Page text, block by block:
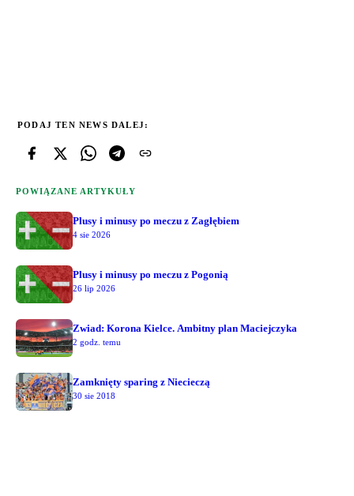
PODAJ TEN NEWS DALEJ:
POWIĄZANE ARTYKUŁY
Plusy i minusy po meczu z Zagłębiem
4 sie 2026
Plusy i minusy po meczu z Pogonią
26 lip 2026
Zwiad: Korona Kielce. Ambitny plan Maciejczyka
2 godz. temu
Zamknięty sparing z Niecieczą
30 sie 2018